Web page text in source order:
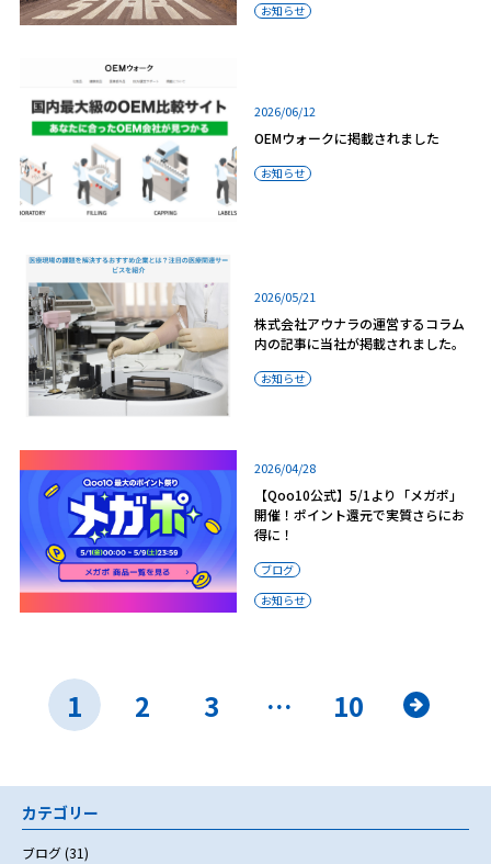
お知らせ
2026/06/12
OEMウォークに掲載されました
お知らせ
2026/05/21
株式会社アウナラの運営するコラム
内の記事に当社が掲載されました。
お知らせ
2026/04/28
【Qoo10公式】5/1より「メガポ」
開催！ポイント還元で実質さらにお
得に！
ブログ
お知らせ
1 2 3 … 10 »
カテゴリー
ブログ(31)